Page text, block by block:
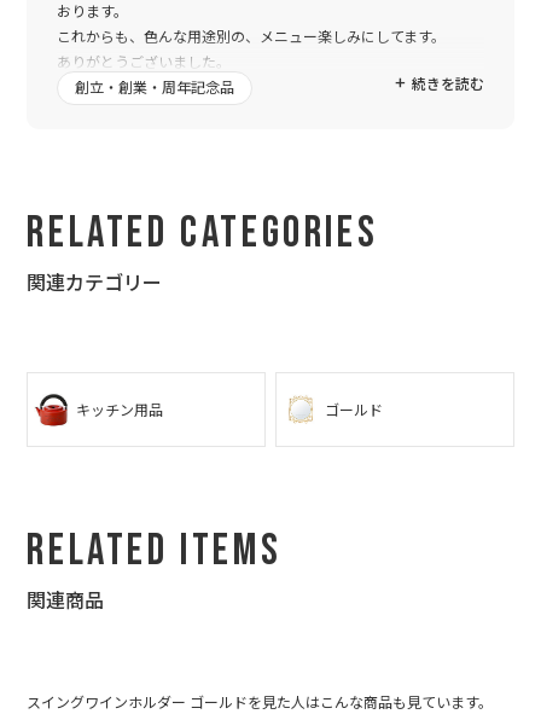
おります。
これからも、色んな用途別の、メニュー楽しみにしてます。
ありがとうございました。
続きを読む
創立・創業・周年記念品
Related Categories
関連カテゴリー
キッチン用品 ゴールド
Related Items
関連商品
スイングワインホルダー ゴールドを見た人はこんな商品も見ています。